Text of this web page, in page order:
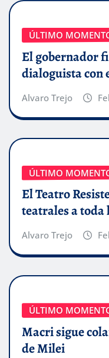
ÚLTIMO
El gobernador
dialoguista con
Alvaro Trejo
ÚLTIMO
El Teatro
teatrales a
Alvaro Trejo
ÚLTIMO
Macri sigue
de Milei